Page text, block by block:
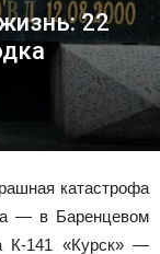
22
катастрофа
— в Баренцевом
К-141 «Курск» —